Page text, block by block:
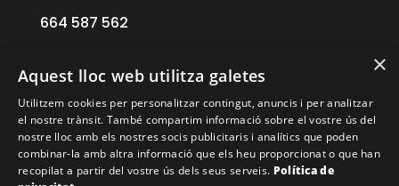
664 587 562
C/ Mogoda, 1 08210 Barberà del Vallès
Barcelona
C/ Aribau, 168, 1º 1ª 08036 BARCELONA
×
Aquest lloc web utilitza galetes
Utilitzem cookies per personalitzar contingut, anuncis i per analitzar
el nostre trànsit. També compartim informació sobre el vostre ús del
nostre lloc amb els nostres socis publicitaris i analítics que poden
combinar-la amb altra informació que els heu proporcionat o que han
recopilat a partir del vostre ús dels seus serveis. Política de